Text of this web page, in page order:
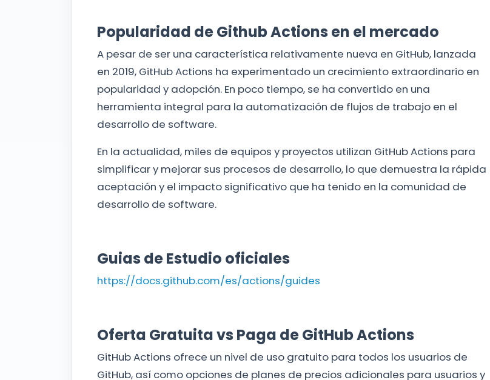
Popularidad de Github Actions en el mercado
A pesar de ser una característica relativamente nueva en GitHub, lanzada
en 2019, GitHub Actions ha experimentado un crecimiento extraordinario en
popularidad y adopción. En poco tiempo, se ha convertido en una
herramienta integral para la automatización de flujos de trabajo en el
desarrollo de software.
En la actualidad, miles de equipos y proyectos utilizan GitHub Actions para
simplificar y mejorar sus procesos de desarrollo, lo que demuestra la rápida
aceptación y el impacto significativo que ha tenido en la comunidad de
desarrollo de software.
Guias de Estudio oficiales
https://docs.github.com/es/actions/guides
Oferta Gratuita vs Paga de GitHub Actions
GitHub Actions ofrece un nivel de uso gratuito para todos los usuarios de
GitHub, así como opciones de planes de precios adicionales para usuarios y